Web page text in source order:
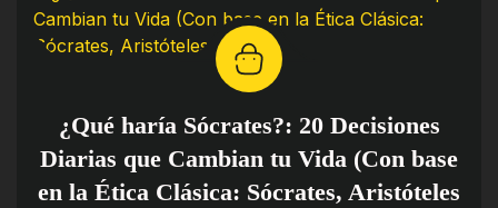
¿Qué haría Sócrates?: 20 Decisiones
Diarias que Cambian tu Vida (Con base
en la Ética Clásica: Sócrates, Aristóteles